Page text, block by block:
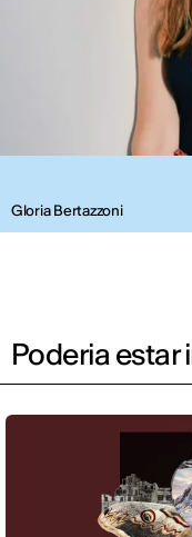
Gloria Bertazzoni
Poderia estar